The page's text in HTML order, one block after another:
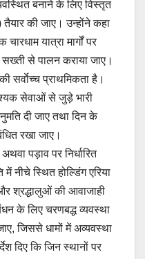
बनाने के लिए विस्तृत
की जाए। उन्होंने कहा
यात्रा मार्गों पर
से पालन कराया जाए।
सर्वाेच्च प्राथमिकता है।
सेवाओं से जुड़े भारी
दी जाए तथा दिन के
रखा जाए।
पड़ाव पर निर्धारित
नीचे स्थित होल्डिंग एरिया
श्रद्धालुओं की आवाजाही
के लिए चरणबद्ध व्यवस्था
जिससे धामों में अव्यवस्था
दिए कि जिन स्थानों पर